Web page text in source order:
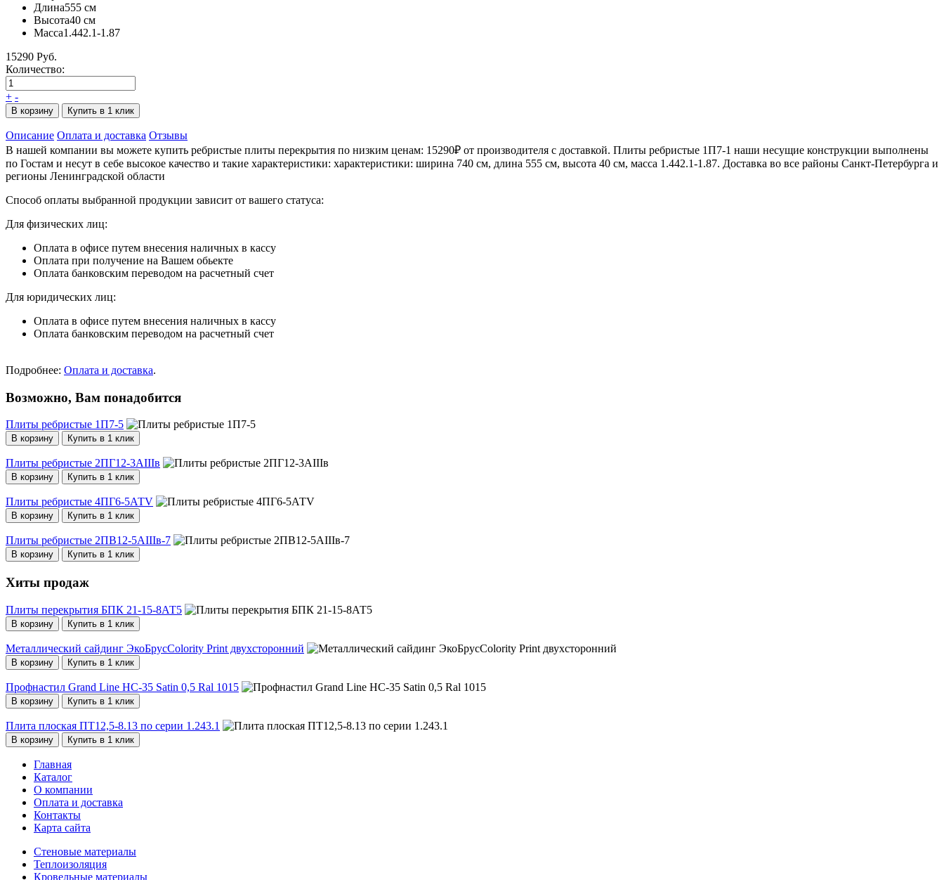
Длина555 см
Высота40 см
Масса1.442.1-1.87
15290 Руб.
Количество:
+ -
В корзину Купить в 1 клик
Описание Оплата и доставка Отзывы
В нашей компании вы можете купить ребристые плиты перекрытия по низким ценам: 15290₽ от производителя с доставкой. Плиты ребристые 1П7-1 наши несущие конструкции выполнены
по Гостам и несут в себе высокое качество и такие характеристики: характеристики: ширина 740 см, длина 555 см, высота 40 см, масса 1.442.1-1.87. Доставка во все районы Санкт-Петербурга и
регионы Ленинградской области
Способ оплаты выбранной продукции зависит от вашего статуса:
Для физических лиц:
Оплата в офисе путем внесения наличных в кассу
Оплата при получение на Вашем обьекте
Оплата банковским переводом на расчетный счет
Для юридических лиц:
Оплата в офисе путем внесения наличных в кассу
Оплата банковским переводом на расчетный счет
Подробнее: Оплата и доставка.
Возможно, Вам понадобится
Плиты ребристые 1П7-5
В корзину Купить в 1 клик
Плиты ребристые 2ПГ12-3АIIIв
В корзину Купить в 1 клик
Плиты ребристые 4ПГ6-5АТV
В корзину Купить в 1 клик
Плиты ребристые 2ПВ12-5АIIIв-7
В корзину Купить в 1 клик
Хиты продаж
Плиты перекрытия БПК 21-15-8АТ5
В корзину Купить в 1 клик
Металлический сайдинг ЭкоБрусColority Print двухсторонний
В корзину Купить в 1 клик
Профнастил Grand Line НС-35 Satin 0,5 Ral 1015
В корзину Купить в 1 клик
Плита плоская ПТ12,5-8.13 по серии 1.243.1
В корзину Купить в 1 клик
Главная
Каталог
О компании
Оплата и доставка
Контакты
Карта сайта
Стеновые материалы
Теплоизоляция
Кровельные материалы